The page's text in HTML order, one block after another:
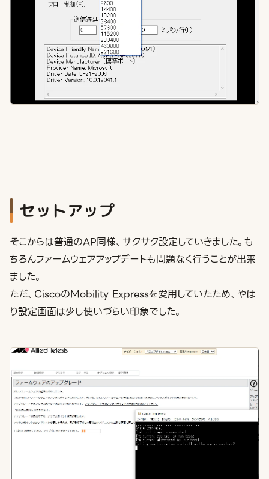
セットアップ
そこからは普通のAP同様、サクサク設定していきました。も
ちろんファームウェアアップデートも問題なく行うことが出来
ました。
ただ、CiscoのMobility Expressを愛用していたため、やは
り設定画面は少し使いづらい印象でした。